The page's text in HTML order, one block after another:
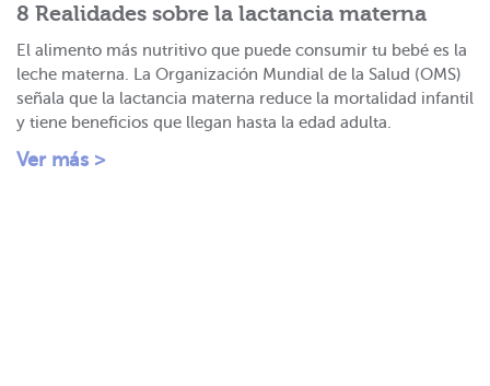
8 Realidades sobre la lactancia materna
El alimento más nutritivo que puede consumir tu bebé es la
leche materna. La Organización Mundial de la Salud (OMS)
señala que la lactancia materna reduce la mortalidad infantil
y tiene beneficios que llegan hasta la edad adulta.
Ver más >